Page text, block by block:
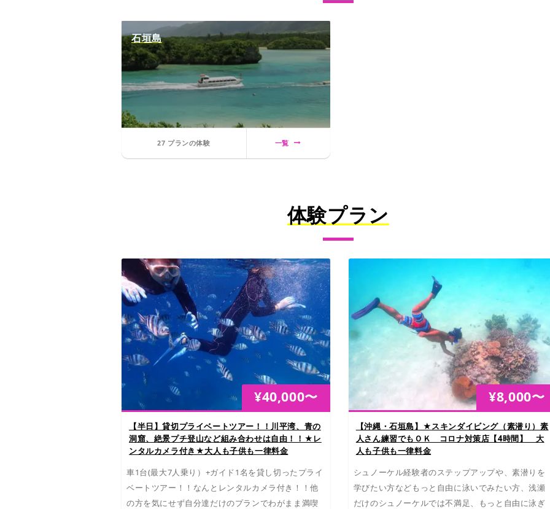
石垣島
27 プランの体験 一覧
体験プラン
¥40,000〜
【半日】貸切プライベートツアー！！川平湾、青の
洞窟、絶景プチ登山など組み合わせは自由！！★レ
ンタルカメラ付き★大人も子供も一律料金
車1台(最大7人乗り）+ガイド1名を貸し切ったプライ
ベートツアー！！なんとレンタルカメラ付き！！他
の方を気にせず自分達だけのプランでわがまま満喫
¥8,000〜
【沖縄・石垣島】★スキンダイビング（素潜り）素
人さん練習でもＯＫ コロナ対策店【4時間】 大
人も子供も一律料金
シュノーケル経験者のステップアップや、素潜りを
学びたい方などもっと自由に泳いでみたい方、浅瀬
だけのシュノーケルでは不満足、もっと自由に泳ぎ